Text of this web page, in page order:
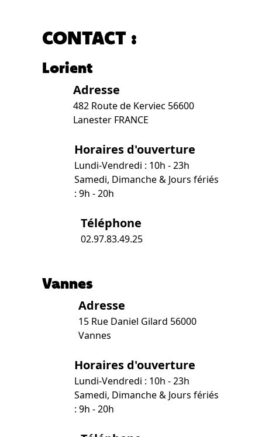
CONTACT :
Lorient
Adresse
482 Route de Kerviec 56600
Lanester FRANCE
Horaires d'ouverture
Lundi-Vendredi : 10h - 23h
Samedi, Dimanche & Jours fériés
: 9h - 20h
Téléphone
02.97.83.49.25
Vannes
Adresse
15 Rue Daniel Gilard 56000
Vannes
Horaires d'ouverture
Lundi-Vendredi : 10h - 23h
Samedi, Dimanche & Jours fériés
: 9h - 20h